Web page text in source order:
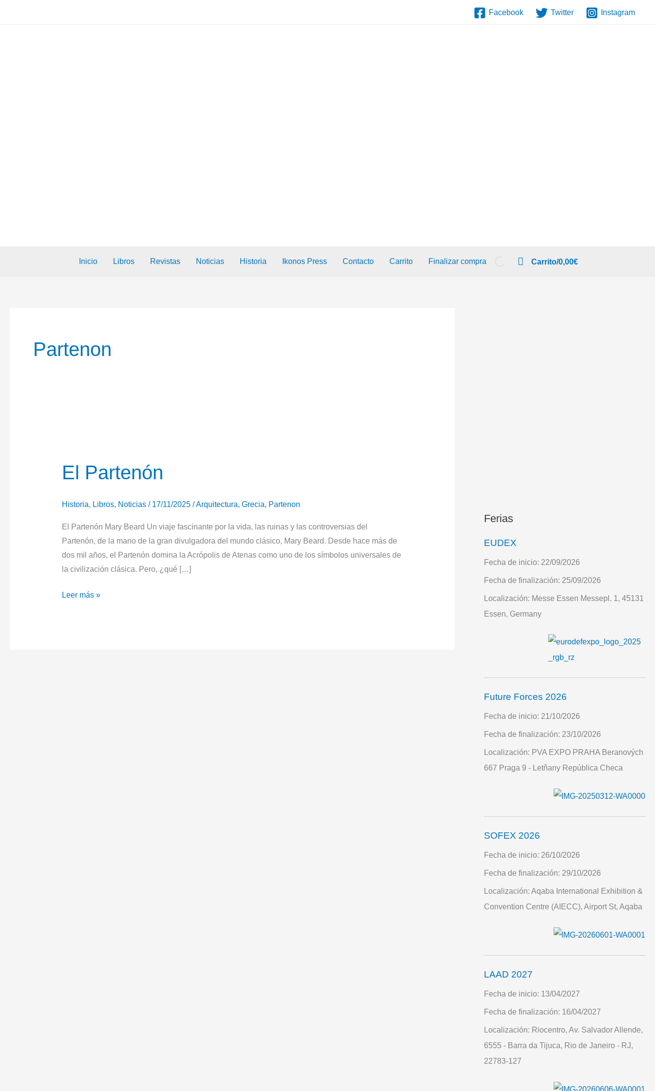
Facebook Twitter Instagram
Inicio Libros Revistas Noticias Historia Ikonos Press Contacto Carrito Finalizar compra Carrito/0,00€
Partenon
El Partenón
Historia, Libros, Noticias/ 17/11/2025 /Arquitectura, Grecia, Partenon
El Partenón Mary Beard Un viaje fascinante por la vida, las ruinas y las controversias del
Partenón, de la mano de la gran divulgadora del mundo clásico, Mary Beard. Desde hace más de
dos mil años, el Partenón domina la Acrópolis de Atenas como uno de los símbolos universales de
la civilización clásica. Pero, ¿qué […]
El
Leer más »
Ferias
EUDEX
Fecha de inicio: 22/09/2026
Fecha de finalización: 25/09/2026
Localización: Messe Essen Messepl. 1, 45131
Essen, Germany
Future Forces 2026
Fecha de inicio: 21/10/2026
Fecha de finalización: 23/10/2026
Localización: PVA EXPO PRAHA Beranových
667 Praga 9 - Letňany República Checa
SOFEX 2026
Fecha de inicio: 26/10/2026
Fecha de finalización: 29/10/2026
Localización: Aqaba International Exhibition &
Convention Centre (AIECC), Airport St, Aqaba
LAAD 2027
Fecha de inicio: 13/04/2027
Fecha de finalización: 16/04/2027
Localización: Riocentro, Av. Salvador Allende,
6555 - Barra da Tijuca, Rio de Janeiro - RJ,
22783-127